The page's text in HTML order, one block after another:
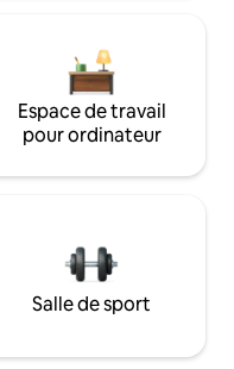
Espace de travail
pour ordinateur
Salle de sport